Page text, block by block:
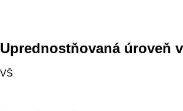
Uprednostňovaná úroveň
VŠ